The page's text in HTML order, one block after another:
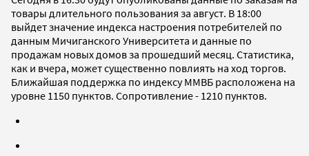
товары длительного пользования за август. В 18:00
выйдет значение индекса настроения потребителей по
данным Мичиганского Университета и данные по
продажам новых домов за прошедший месяц. Статистика,
как и вчера, может существенно повлиять на ход торгов.
Ближайшая поддержка по индексу ММВБ расположена на
уровне 1150 пунктов. Сопротивление - 1210 пунктов.